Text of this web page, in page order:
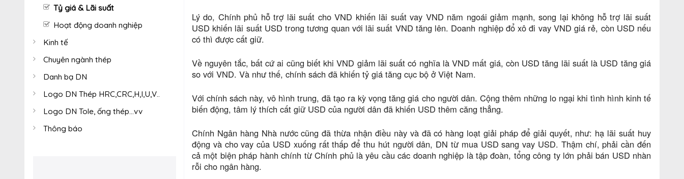
Tỷ giá & Lãi suất
Hoạt động doanh nghiệp
Kinh tế
Chuyên ngành thép
Danh bạ DN
Logo DN Thép HRC,CRC,H,I,U,V..
Logo DN Tole, ống thép...vv
Thông báo
Lý do, Chính phủ hỗ trợ lãi suất cho VND khiến lãi suất vay VND năm ngoái giảm mạnh, song lại không hỗ trợ lãi suất
USD khiến lãi suất USD trong tương quan với lãi suất VND tăng lên. Doanh nghiệp đổ xô đi vay VND giá rẻ, còn USD nếu
có thì được cất giữ.
Về nguyên tắc, bất cứ ai cũng biết khi VND giảm lãi suất có nghĩa là VND mất giá, còn USD tăng lãi suất là USD tăng giá
so với VND. Và như thế, chính sách đã khiến tỷ giá tăng cục bộ ở Việt Nam.
Với chính sách này, vô hình trung, đã tạo ra kỳ vọng tăng giá cho người dân. Cộng thêm những lo ngại khi tình hình kinh tế
biến động, tâm lý thích cất giữ USD của người dân đã khiến USD thêm căng thẳng.
Chính Ngân hàng Nhà nước cũng đã thừa nhận điều này và đã có hàng loạt giải pháp để giải quyết, như: hạ lãi suất huy
động và cho vay của USD xuống rất thấp để thu hút người dân, DN từ mua USD sang vay USD. Thậm chí, phải cần đến
cả một biện pháp hành chính từ Chính phủ là yêu cầu các doanh nghiệp là tập đoàn, tổng công ty lớn phải bán USD nhàn
rỗi cho ngân hàng.